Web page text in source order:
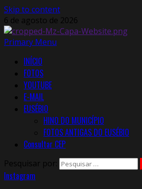
Skip to content
6 de agosto de 2026
Primary Menu
INÍCIO
FOTOS
YOUTUBE
E-MAIL
EUSÉBIO
HINO DO MUNICÍPIO
FOTOS ANTIGAS DO EUSÉBIO
Consultar CEP
Pesquisar por:
Instagram